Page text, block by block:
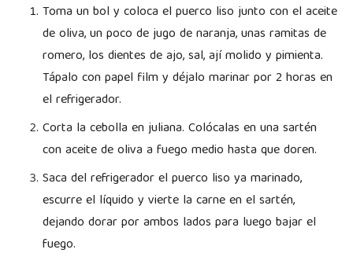
Toma un bol y coloca el puerco liso junto con el aceite
de oliva, un poco de jugo de naranja, unas ramitas de
romero, los dientes de ajo, sal, ají molido y pimienta.
Tápalo con papel film y déjalo marinar por 2 horas en
el refrigerador.
Corta la cebolla en juliana. Colócalas en una sartén
con aceite de oliva a fuego medio hasta que doren.
Saca del refrigerador el puerco liso ya marinado,
escurre el líquido y vierte la carne en el sartén,
dejando dorar por ambos lados para luego bajar el
fuego.